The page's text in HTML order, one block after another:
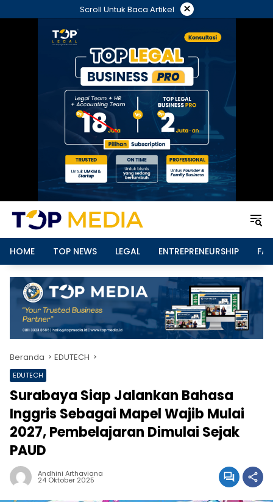
ke
Scroll Untuk Baca Artikel ×
HOME TOP NEWS LEGAL ENTREPRENEURSHIP
Beranda EDUTECH
EDUTECH
Surabaya Siap Jalankan Bahasa
Inggris Sebagai Mapel Wajib Mulai
2027, Pembelajaran Dimulai Sejak
PAUD
Andhini Arthaviana
24 Oktober 2025